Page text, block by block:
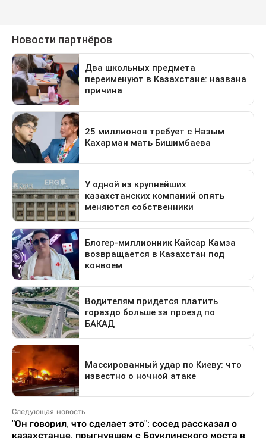
Следующая новость
"Он говорил, что сделает это": сосед рассказал о
казахстанце, прыгнувшем с Бруклинского моста в